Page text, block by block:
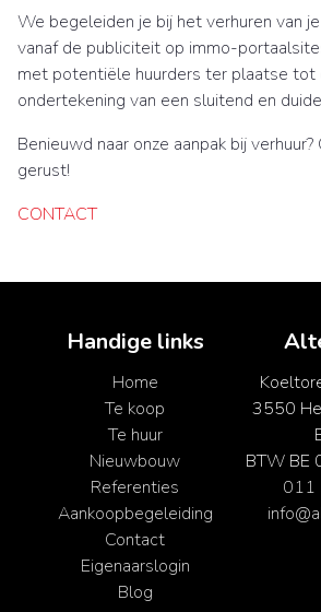
We begeleiden je bij het verhuren van
vanaf de publiciteit op immo-
met potentiële huurders ter plaatse tot
ondertekening van een sluitend en
Benieuwd naar onze aanpak bij
gerust!
CONTACT
Handige links
Home
Te koop
Te huur
Nieuwbouw
Referenties
Aankoopbegeleiding
Contact
Eigenaarslogin
Blog
3550
BTW
011